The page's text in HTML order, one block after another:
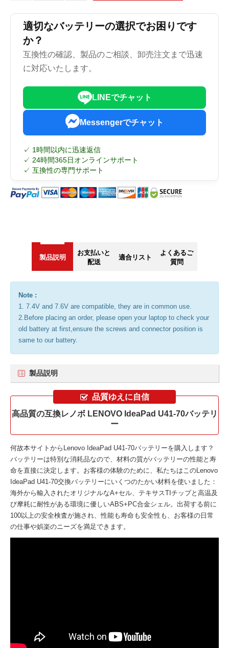
適切なバッテリーの選択でお困りです
か？
互換性の確認、製品のご相談、卸売注文まで迅速
に対応いたします。
LINEでチャット
Messengerでチャット
✓ 1時間以内に迅速返信
✓ 24時間365日オンラインサポート
✓ 互換性の専門サポート
製品説明
お支払いと
配送
適合リスト
よくあるご
質問
Note :
1. 7.4V and 7.6V are compatible, they are in common use.
2.Before placing an order, please open your laptop to check your
old battery at first,ensure the screws and connector position is
same to our battery.
製品説明
品質ゆえに自信
高品質の互換レノボ LENOVO IdeaPad U41-70バッテリ
ー
何故本サイトから Lenovo IdeaPad U41-70バッテリーを購入します？
バッテリーは特別な消耗品なので、材料の質がバッテリーの性能と寿
命を直接に決定します。お客様の体験のために、私たちはこのLenovo
IdeaPad U41-70交換バッテリーにいくつのたかい材料を使いました：
海外から輸入されたオリジナルなA+セル、テキサスTIチップと高温及
び摩耗に耐性がある環境に優しいABS+PC合金シェル。出荷する前に
100以上の安全検査が施され、性能も寿命も安全性も、お客様の日常
の仕事や娯楽のニーズを満足できます。